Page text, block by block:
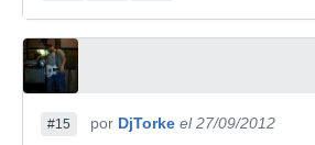
#15 por DjTorke el 27/09/2012